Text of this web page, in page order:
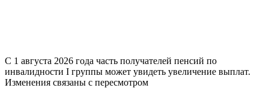
С 1 августа 2026 года часть получателей пенсий по
инвалидности I группы может увидеть увеличение выплат.
Изменения связаны с пересмотром